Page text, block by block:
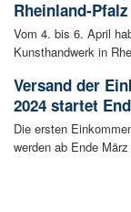
Rheinland-
Vom 4. bis 6. April
Kunsthandwerk in
Versand der
2024 startet
Die ersten
werden ab Ende